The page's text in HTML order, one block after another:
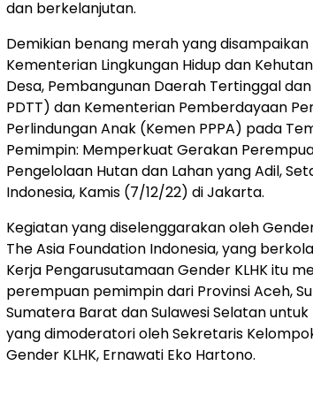
dan berkelanjutan.
Demikian benang merah yang
Kementerian Lingkungan Hidup dan
Desa, Pembangunan Daerah Tertinggal
PDTT) dan Kementerian Pemberdayaan
Perlindungan Anak (Kemen PPPA) pada
Pemimpin: Memperkuat Gerakan
Pengelolaan Hutan dan Lahan yang Adil,
Indonesia, Kamis (7/12/22) di Jakarta.
Kegiatan yang diselenggarakan oleh
The Asia Foundation Indonesia, yang
Kerja Pengarusutamaan Gender KLHK itu
perempuan pemimpin dari Provinsi Aceh,
Sumatera Barat dan Sulawesi Selatan
yang dimoderatori oleh Sekretaris
Gender KLHK, Ernawati Eko Hartono.